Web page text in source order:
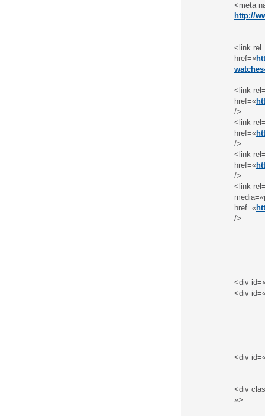
<meta
http://
<link
href=«
<link
href=«
/>
<link
href=«
/>
<link
href=«
/>
<link
href=«
/>
<div
<div
<div
<div
»>